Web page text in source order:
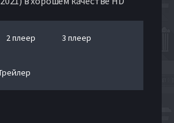
2 плеер 3 плеер